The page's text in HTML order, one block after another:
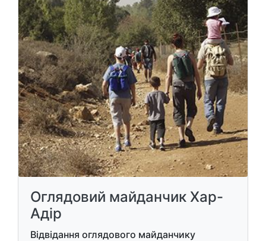
Оглядовий майданчик Хар-
Адір
Відвідання оглядового майданчику